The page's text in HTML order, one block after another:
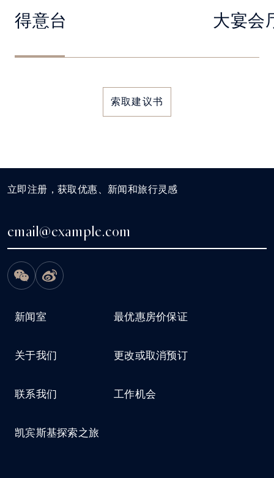
得意台 大宴会
索取建议书
新闻室
关于我们
联系我们
凯宾斯基探索之旅
最优惠房价保证
更改或取消预订
工作机会
立即注册，获取优惠、新闻和旅行灵感